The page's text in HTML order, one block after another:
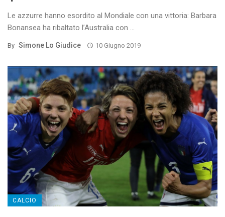
Le azzurre hanno esordito al Mondiale con una vittoria: Barbara
Bonansea ha ribaltato l’Australia con ...
By Simone Lo Giudice 10 Giugno 2019
CALCIO